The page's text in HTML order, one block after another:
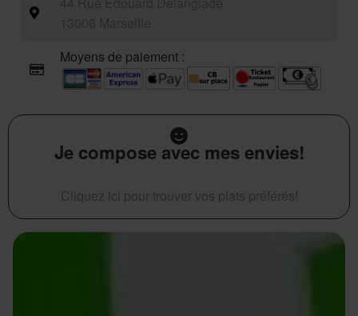
Moyens de paiement :
Je compose avec mes envies!
Cliquez ici pour trouver vos plats préférés!